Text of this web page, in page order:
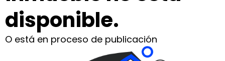
disponible.
O está en proceso de publicación